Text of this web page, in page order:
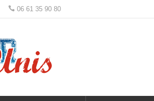
06 61 35 90 80